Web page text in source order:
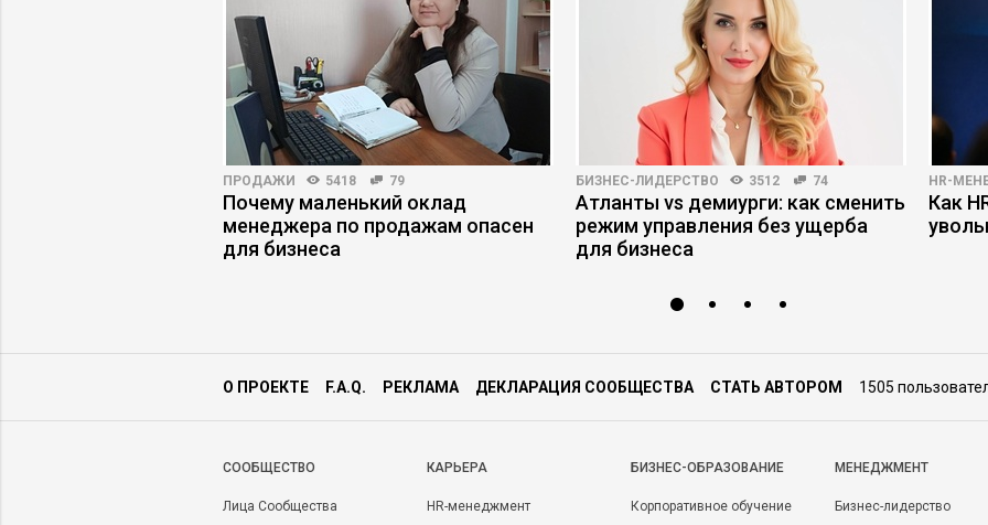
ПРОДАЖИ 5418 79
Почему маленький оклад
менеджера по продажам опасен
для бизнеса
БИЗНЕС-ЛИДЕРСТВО 3512 74
Атланты vs демиурги: как сменить
режим управления без ущерба
для бизнеса
HR-
Как
О ПРОЕКТЕ F.A.Q. РЕКЛАМА ДЕКЛАРАЦИЯ СООБЩЕСТВА СТАТЬ АВТОРОМ 1505
CООБЩЕСТВО
Лица Сообщества
КАРЬЕРА
HR-менеджмент
БИЗНЕС-ОБРАЗОВАНИЕ
Корпоративное обучение
МЕНЕДЖМЕНТ
Бизнес-лидерство